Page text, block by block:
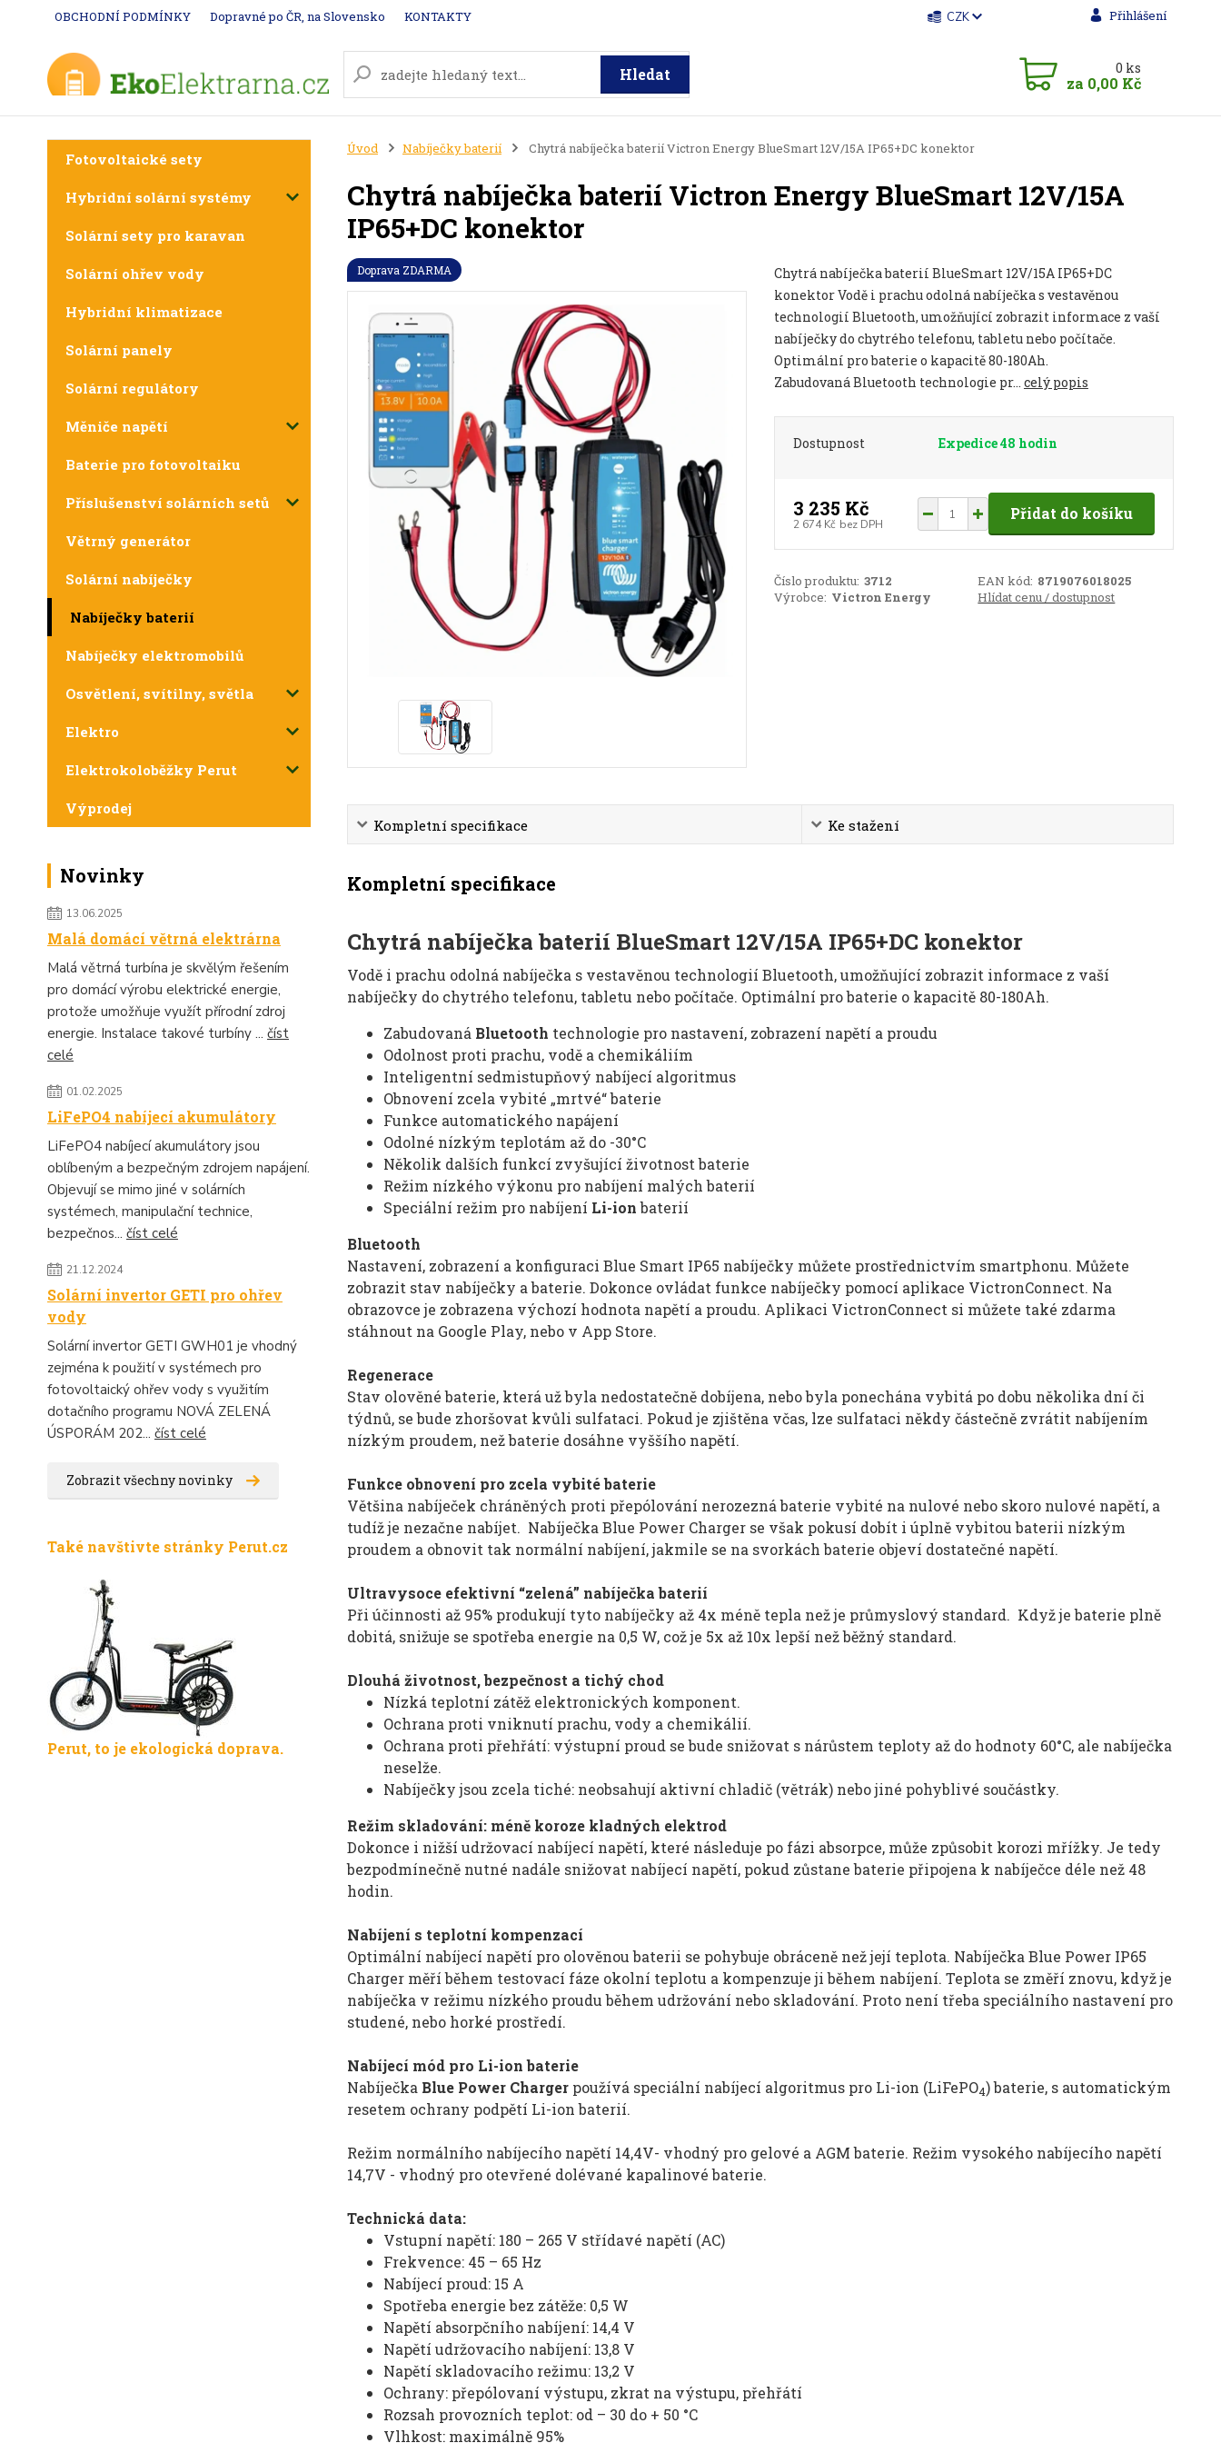
OBCHODNÍ PODMÍNKY Dopravné po ČR, na Slovensko KONTAKTY CZK Přihlášení
Hledat 0 ks
za 0,00 Kč
Fotovoltaické sety
Hybridní solární systémy
Solární sety pro karavan
Solární ohřev vody
Hybridní klimatizace
Solární panely
Solární regulátory
Měniče napětí
Baterie pro fotovoltaiku
Příslušenství solárních setů
Větrný generátor
Solární nabíječky
Nabíječky baterií
Nabíječky elektromobilů
Osvětlení, svítilny, světla
Elektro
Elektrokoloběžky Perut
Výprodej
Novinky
13.06.2025
Malá domácí větrná elektrárna
Malá větrná turbína je skvělým řešením
pro domácí výrobu elektrické energie,
protože umožňuje využít přírodní zdroj
energie. Instalace takové turbíny ... číst
celé
01.02.2025
LiFePO4 nabíjecí akumulátory
LiFePO4 nabíjecí akumulátory jsou
oblíbeným a bezpečným zdrojem napájení.
Objevují se mimo jiné v solárních
systémech, manipulační technice,
bezpečnos... číst celé
21.12.2024
Solární invertor GETI pro ohřev
vody
Solární invertor GETI GWH01 je vhodný
zejména k použití v systémech pro
fotovoltaický ohřev vody s využitím
dotačního programu NOVÁ ZELENÁ
ÚSPORÁM 202... číst celé
Zobrazit všechny novinky
Také navštivte stránky Perut.cz
Perut, to je ekologická doprava.
Úvod Nabíječky baterií Chytrá nabíječka baterií Victron Energy BlueSmart 12V/15A IP65+DC konektor
Chytrá nabíječka baterií Victron Energy BlueSmart 12V/15A
IP65+DC konektor
Doprava ZDARMA
Chytrá nabíječka baterií BlueSmart 12V/15A IP65+DC
konektor Vodě i prachu odolná nabíječka s vestavěnou
technologií Bluetooth, umožňující zobrazit informace z vaší
nabíječky do chytrého telefonu, tabletu nebo počítače.
Optimální pro baterie o kapacitě 80-180Ah.
Zabudovaná Bluetooth technologie pr... celý popis
Dostupnost Expedice 48 hodin
3 235 Kč
2 674 Kč bez DPH
Přidat do košíku
Číslo produktu: 3712 EAN kód: 8719076018025
Výrobce: Victron Energy Hlídat cenu / dostupnost
Kompletní specifikace Ke stažení
Kompletní specifikace
Chytrá nabíječka baterií BlueSmart 12V/15A IP65+DC konektor
Vodě i prachu odolná nabíječka s vestavěnou technologií Bluetooth, umožňující zobrazit informace z vaší
nabíječky do chytrého telefonu, tabletu nebo počítače. Optimální pro baterie o kapacitě 80-180Ah.
Zabudovaná Bluetooth technologie pro nastavení, zobrazení napětí a proudu
Odolnost proti prachu, vodě a chemikáliím
Inteligentní sedmistupňový nabíjecí algoritmus
Obnovení zcela vybité „mrtvé“ baterie
Funkce automatického napájení
Odolné nízkým teplotám až do -30°C
Několik dalších funkcí zvyšující životnost baterie
Režim nízkého výkonu pro nabíjení malých baterií
Speciální režim pro nabíjení Li-ionbaterií
Bluetooth
Nastavení, zobrazení a konfiguraci Blue Smart IP65 nabíječky můžete prostřednictvím smartphonu. Můžete
zobrazit stav nabíječky a baterie. Dokonce ovládat funkce nabíječky pomocí aplikace VictronConnect. Na
obrazovce je zobrazena výchozí hodnota napětí a proudu. Aplikaci VictronConnect si můžete také zdarma
stáhnout na Google Play, nebo v App Store.
Regenerace
Stav olověné baterie, která už byla nedostatečně dobíjena, nebo byla ponechána vybitá po dobu několika dní či
týdnů, se bude zhoršovat kvůli sulfataci. Pokud je zjištěna včas, lze sulfataci někdy částečně zvrátit nabíjením
nízkým proudem, než baterie dosáhne vyššího napětí.
Funkce obnovení pro zcela vybité baterie
Většina nabíječek chráněných proti přepólování nerozezná baterie vybité na nulové nebo skoro nulové napětí, a
tudíž je nezačne nabíjet. Nabíječka Blue Power Chargerse však pokusí dobít i úplně vybitou baterii nízkým
proudem a obnovit tak normální nabíjení, jakmile se na svorkách baterie objeví dostatečné napětí.
Ultravysoce efektivní “zelená” nabíječka baterií
Při účinnosti až 95% produkují tyto nabíječky až 4x méně tepla než je průmyslový standard. Když je baterie plně
dobitá, snižuje se spotřeba energie na 0,5 W, což je 5x až 10x lepší než běžný standard.
Dlouhá životnost, bezpečnost a tichý chod
Nízká teplotní zátěž elektronických komponent.
Ochrana proti vniknutí prachu, vody a chemikálií.
Ochrana proti přehřátí: výstupní proud se bude snižovat s nárůstem teploty až do hodnoty 60°C, ale nabíječka
neselže.
Nabíječky jsou zcela tiché: neobsahují aktivní chladič (větrák) nebo jiné pohyblivé součástky.
Režim skladování: méně koroze kladných elektrod
Dokonce i nižší udržovací nabíjecí napětí, které následuje po fázi absorpce, může způsobit korozi mřížky. Je tedy
bezpodmínečně nutné nadále snižovat nabíjecí napětí, pokud zůstane baterie připojena k nabíječce déle než 48
hodin.
Nabíjení s teplotní kompenzací
Optimální nabíjecí napětí pro olověnou baterii se pohybuje obráceně než její teplota. Nabíječka Blue Power IP65
Charger měří během testovací fáze okolní teplotu a kompenzuje ji během nabíjení. Teplota se změří znovu, když je
nabíječka v režimu nízkého proudu během udržování nebo skladování. Proto není třeba speciálního nastavení pro
studené, nebo horké prostředí.
Nabíjecí mód pro Li-ion baterie
Nabíječka Blue Power Charger používá speciální nabíjecí algoritmus pro Li-ion (LiFePO4) baterie, s automatickým
resetem ochrany podpětí Li-ion baterií.
Režim normálního nabíjecího napětí 14,4V- vhodný pro gelové a AGM baterie. Režim vysokého nabíjecího napětí
14,7V - vhodný pro otevřené dolévané kapalinové baterie.
Technická data:
Vstupní napětí: 180 – 265 V střídavé napětí (AC)
Frekvence: 45 – 65 Hz
Nabíjecí proud: 15 A
Spotřeba energie bez zátěže: 0,5 W
Napětí absorpčního nabíjení: 14,4 V
Napětí udržovacího nabíjení: 13,8 V
Napětí skladovacího režimu: 13,2 V
Ochrany: přepólovaní výstupu, zkrat na výstupu, přehřátí
Rozsah provozních teplot: od – 30 do + 50 °C
Vlhkost: maximálně 95%